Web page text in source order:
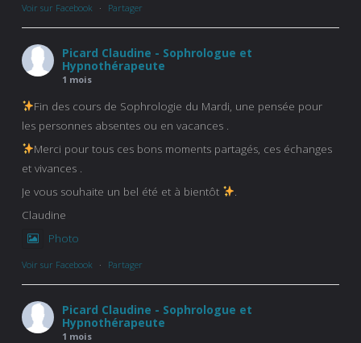
Voir sur Facebook · Partager
Picard Claudine - Sophrologue et
Hypnothérapeute
1 mois
Fin des cours de Sophrologie du Mardi, une pensée pour
les personnes absentes ou en vacances .
Merci pour tous ces bons moments partagés, ces échanges
et vivances .
Je vous souhaite un bel été et à bientôt
Claudine
Photo
Voir sur Facebook · Partager
Picard Claudine - Sophrologue et
Hypnothérapeute
1 mois